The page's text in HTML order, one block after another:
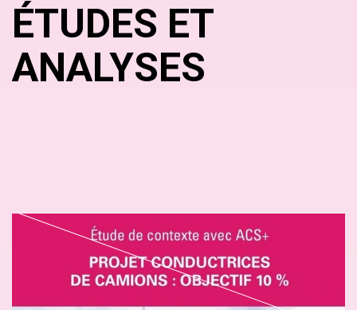
ÉTUDES ET
ANALYSES